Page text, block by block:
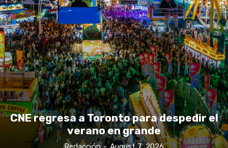
CNE regresa a Toronto para despedir el
verano en grande